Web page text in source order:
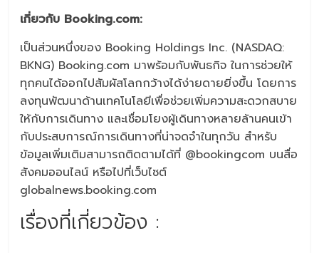
เกี่ยวกับ Booking.com:
เป็นส่วนหนึ่งของ Booking Holdings Inc. (NASDAQ:
BKNG) Booking.com มาพร้อมกับพันธกิจ ในการช่วยให้
ทุกคนได้ออกไปสัมผัสโลกกว้างได้ง่ายดายยิ่งขึ้น โดยการ
ลงทุนพัฒนาด้านเทคโนโลยีเพื่อช่วยเพิ่มความสะดวกสบาย
ให้กับการเดินทาง และเชื่อมโยงผู้เดินทางหลายล้านคนเข้า
กับประสบการณ์การเดินทางที่น่าจดจำในทุกวัน สำหรับ
ข้อมูลเพิ่มเติมสามารถติดตามได้ที่ @bookingcom บนสื่อ
สังคมออนไลน์ หรือไปที่เว็บไซต์
globalnews.booking.com
เรื่องที่เกี่ยวข้อง :